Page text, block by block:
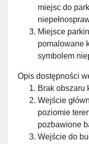
miejsc do
Miejsce
pomalowane
symbolem
Opis dostępności
Brak obszaru
Wejście
poziomie
pozbawione
Wejście do